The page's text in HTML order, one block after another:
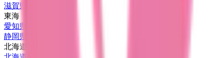
滋賀県
東海
愛知県
静岡県
北海道・東北